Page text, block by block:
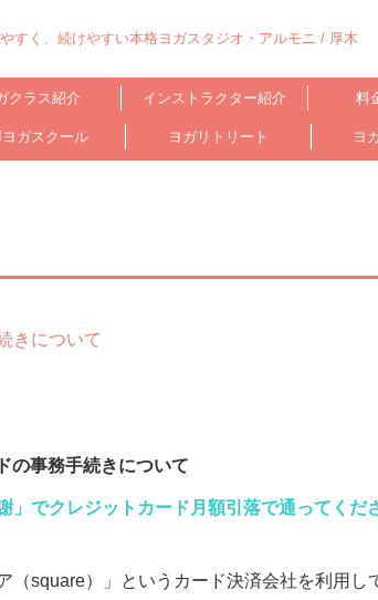
すく、続けやすい本格ヨガスタジオ・アルモニ / 厚木
クラス紹介 インストラクター紹介 料
ガスクール ヨガリトリート ヨ
きについて
の事務手続きについて
」でクレジットカード月額引落で通ってくだ
（square）」というカード決済会社を利用し